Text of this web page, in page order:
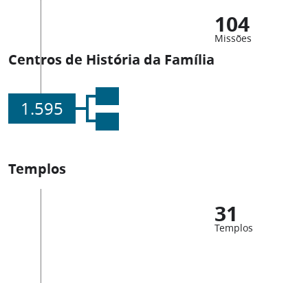
104
Missões
Centros de História da Família
1.595
Templos
31
Templos